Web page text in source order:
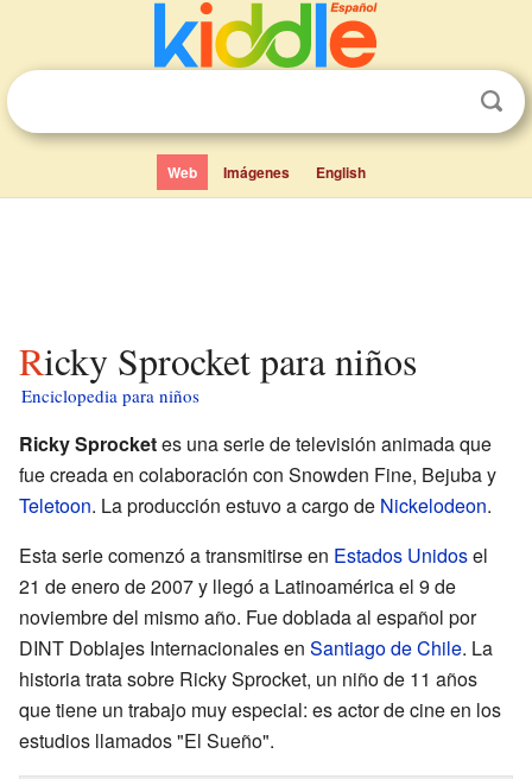
Web Imágenes English
Ricky Sprocket para niños
Enciclopedia para niños
Ricky Sprocketes una serie de televisión animada que
fue creada en colaboración con Snowden Fine, Bejuba y
Teletoon. La producción estuvo a cargo de Nickelodeon.
Esta serie comenzó a transmitirse en Estados Unidosel
21 de enero de 2007 y llegó a Latinoamérica el 9 de
noviembre del mismo año. Fue doblada al español por
DINT Doblajes Internacionales en Santiago de Chile. La
historia trata sobre Ricky Sprocket, un niño de 11 años
que tiene un trabajo muy especial: es actor de cine en los
estudios llamados "El Sueño".